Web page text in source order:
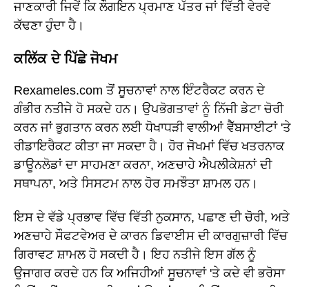
ਜਾਣਕਾਰੀ ਜਿਵੇਂ ਕਿ ਲੌਗਇਨ ਪ੍ਰਮਾਣ ਪੱਤਰ ਜਾਂ ਵਿੱਤੀ ਵੇਰਵੇ
ਕੱਢਣਾ ਹੁੰਦਾ ਹੈ।
ਕਲਿੱਕ ਦੇ ਪਿੱਛੇ ਜੋਖਮ
Rexameles.com ਤੋਂ ਸੂਚਨਾਵਾਂ ਨਾਲ ਇੰਟਰੈਕਟ ਕਰਨ ਦੇ
ਗੰਭੀਰ ਨਤੀਜੇ ਹੋ ਸਕਦੇ ਹਨ। ਉਪਭੋਗਤਾਵਾਂ ਨੂੰ ਨਿੱਜੀ ਡੇਟਾ ਚੋਰੀ
ਕਰਨ ਜਾਂ ਭੁਗਤਾਨ ਕਰਨ ਲਈ ਧੋਖਾਧੜੀ ਵਾਲੀਆਂ ਵੈੱਬਸਾਈਟਾਂ 'ਤੇ
ਰੀਡਾਇਰੈਕਟ ਕੀਤਾ ਜਾ ਸਕਦਾ ਹੈ। ਹੋਰ ਜੋਖਮਾਂ ਵਿੱਚ ਖਤਰਨਾਕ
ਡਾਊਨਲੋਡਾਂ ਦਾ ਸਾਹਮਣਾ ਕਰਨਾ, ਅਣਚਾਹੇ ਐਪਲੀਕੇਸ਼ਨਾਂ ਦੀ
ਸਥਾਪਨਾ, ਅਤੇ ਸਿਸਟਮ ਨਾਲ ਹੋਰ ਸਮਝੌਤਾ ਸ਼ਾਮਲ ਹਨ।
ਇਸ ਦੇ ਵੱਡੇ ਪ੍ਰਭਾਵ ਵਿੱਚ ਵਿੱਤੀ ਨੁਕਸਾਨ, ਪਛਾਣ ਦੀ ਚੋਰੀ, ਅਤੇ
ਅਣਚਾਹੇ ਸੌਫਟਵੇਅਰ ਦੇ ਕਾਰਨ ਡਿਵਾਈਸ ਦੀ ਕਾਰਗੁਜ਼ਾਰੀ ਵਿੱਚ
ਗਿਰਾਵਟ ਸ਼ਾਮਲ ਹੋ ਸਕਦੀ ਹੈ। ਇਹ ਨਤੀਜੇ ਇਸ ਗੱਲ ਨੂੰ
ਉਜਾਗਰ ਕਰਦੇ ਹਨ ਕਿ ਅਜਿਹੀਆਂ ਸੂਚਨਾਵਾਂ 'ਤੇ ਕਦੇ ਵੀ ਭਰੋਸਾ